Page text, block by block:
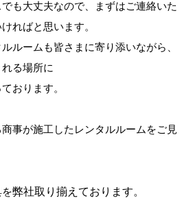
も大丈夫なので、まずはご連絡いた
ればと思います。
ルームも皆さまに寄り添いながら、
る場所に
おります。
事が施工したレンタルルームをご見
弊社取り揃えております。